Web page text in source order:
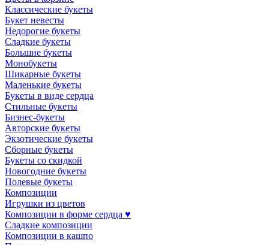
Классические букеты
Букет невесты
Недорогие букеты
Сладкие букеты
Большие букеты
Монобукеты
Шикарные букеты
Маленькие букеты
Букеты в виде сердца
Стильные букеты
Бизнес-букеты
Авторские букеты
Экзотические букеты
Сборные букеты
Букеты со скидкой
Новогодние букеты
Полевые букеты
Композиции
Игрушки из цветов
Композиции в форме сердца ♥
Сладкие композиции
Композиции в кашпо